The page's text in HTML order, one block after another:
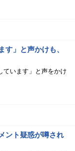
」と声かけも、
ています」と声をかけ
ント疑惑が噂され